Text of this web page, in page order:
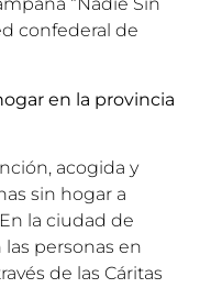
“Nadie Sin
confederal de
en la provincia
acogida y
sin hogar a
la ciudad de
personas en
de las Cáritas